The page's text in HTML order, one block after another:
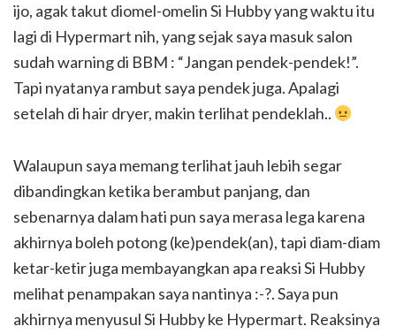
ijo, agak takut diomel-omelin Si Hubby yang waktu itu
lagi di Hypermart nih, yang sejak saya masuk salon
sudah warning di BBM : “Jangan pendek-pendek!”.
Tapi nyatanya rambut saya pendek juga. Apalagi
setelah di hair dryer, makin terlihat pendeklah..
Walaupun saya memang terlihat jauh lebih segar
dibandingkan ketika berambut panjang, dan
sebenarnya dalam hati pun saya merasa lega karena
akhirnya boleh potong (ke)pendek(an), tapi diam-diam
ketar-ketir juga membayangkan apa reaksi Si Hubby
melihat penampakan saya nantinya :-?. Saya pun
akhirnya menyusul Si Hubby ke Hypermart. Reaksinya